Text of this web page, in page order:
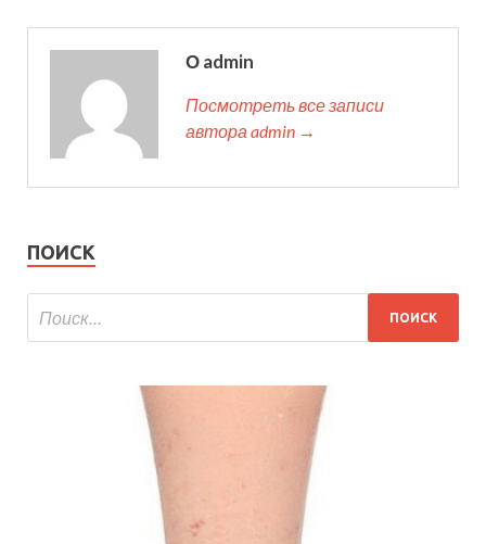
О admin
Посмотреть все записи
автора admin →
ПОИСК